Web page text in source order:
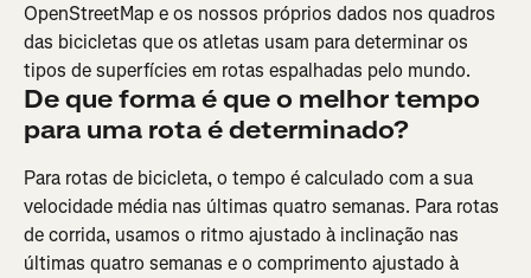
OpenStreetMap e os nossos próprios dados nos quadros
das bicicletas que os atletas usam para determinar os
tipos de superfícies em rotas espalhadas pelo mundo.
De que forma é que o melhor tempo
para uma rota é determinado?
Para rotas de bicicleta, o tempo é calculado com a sua
velocidade média nas últimas quatro semanas. Para rotas
de corrida, usamos o ritmo ajustado à inclinação nas
últimas quatro semanas e o comprimento ajustado à